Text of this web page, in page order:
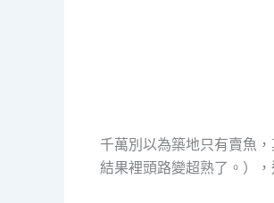
千萬別以為築地只有賣魚
結果裡頭路變超熟了。）